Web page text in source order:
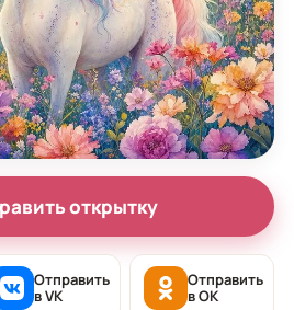
открытку
Отправить
в VK
Отправить
в OK